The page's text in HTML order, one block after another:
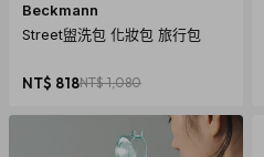
Beckmann
Street盥洗包 化妝包 旅行包
NT$ 818NT$ 1,080